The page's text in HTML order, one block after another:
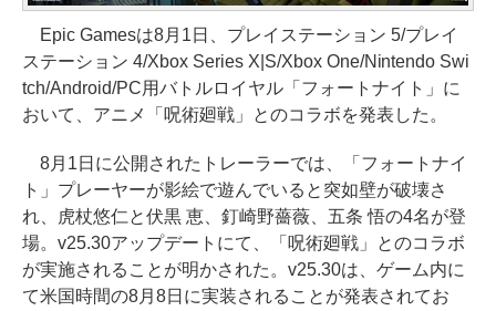
Epic Gamesは8月1日、プレイステーション 5/プレイ
ステーション 4/Xbox Series X|S/Xbox One/Nintendo Swi
tch/Android/PC用バトルロイヤル「フォートナイト」に
おいて、アニメ「呪術廻戦」とのコラボを発表した。
8月1日に公開されたトレーラーでは、「フォートナイ
ト」プレーヤーが影絵で遊んでいると突如壁が破壊さ
れ、虎杖悠仁と伏黒 恵、釘崎野薔薇、五条 悟の4名が登
場。v25.30アップデートにて、「呪術廻戦」とのコラボ
が実施されることが明かされた。v25.30は、ゲーム内に
て米国時間の8月8日に実装されることが発表されてお